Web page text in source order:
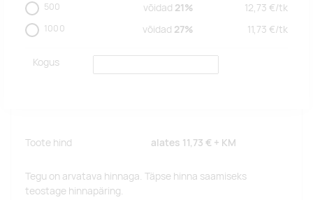
500 võidad 21% 12,73 €/tk
1000 võidad 27% 11,73 €/tk
Kogus
Toote hind alates 11,73 € + KM
Tegu on arvatava hinnaga. Täpse hinna saamiseks
teostage hinnapäring.